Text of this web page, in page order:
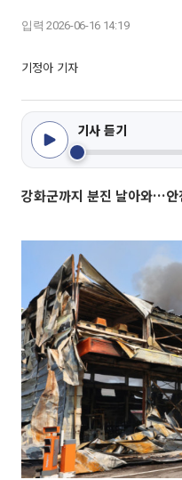
입력 2026-06-16 14:19
기정아 기자
기사 듣기
강화군까지 분진 날아와…안